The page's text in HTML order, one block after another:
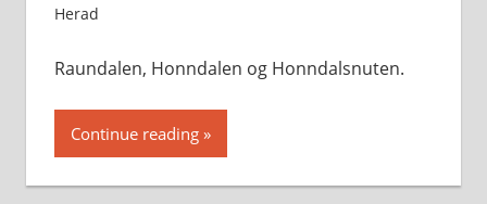
Herad
Raundalen, Honndalen og Honndalsnuten.
Continue reading